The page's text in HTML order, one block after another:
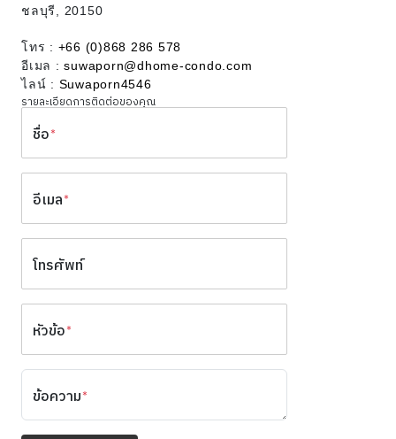
ชลบุรี, 20150
โทร : +66 (0)868 286 578
อีเมล :suwaporn@dhome-condo.com
ไลน์ : Suwaporn4546
รายละเอียดการติดต่อของคุณ
ชื่อ*
อีเมล*
โทรศัพท์
หัวข้อ*
ข้อความ*